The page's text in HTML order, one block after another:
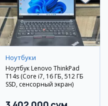
Ноутбуки
Ноутбук Lenovo ThinkPad
T14s (Core i7, 16 ГБ, 512 ГБ
SSD, сенсорный экран)